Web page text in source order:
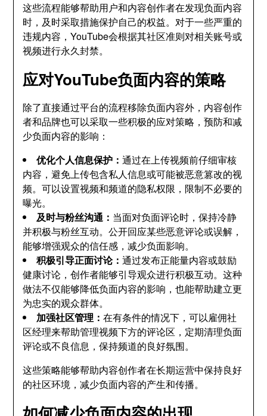
这些流程能够帮助用户和内容创作者在发现负面内容
时，及时采取措施保护自己的权益。对于一些严重的
违规内容，YouTube会根据其社区准则对相关账号或
视频进行永久封禁。
应对YouTube负面内容的策略
除了直接通过平台的流程移除负面内容外，内容创作
者和品牌也可以采取一些积极的应对策略，预防和减
少负面内容的影响：
优化个人信息保护：通过在上传视频前仔细审核
内容，避免上传包含私人信息或可能被恶意篡改的视
频。可以设置视频和频道的隐私权限，限制不必要的
曝光。
及时与粉丝沟通： 当面对负面评论时，保持冷静
并积极与粉丝互动。公开回应某些恶意评论或误解，
能够增强观众的信任感，减少负面影响。
积极引导正面讨论：通过发布正能量内容或鼓励
健康讨论，创作者能够引导观众进行积极互动。这种
做法不仅能够降低负面内容的影响，也能帮助建立更
为忠实的观众群体。
加强社区管理：在有条件的情况下，可以雇佣社
区经理来帮助管理视频下方的评论区，定期清理负面
评论或不良信息，保持频道的良好氛围。
这些策略能够帮助内容创作者在长期运营中保持良好
的社区环境，减少负面内容的产生和传播。